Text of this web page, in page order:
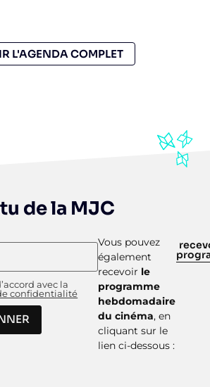
L'AGENDA COMPLET
de la MJC
avec la
confidentialité
Vous pouvez
également
recevoir le
programme
hebdomadaire
du cinéma, en
cliquant sur le
lien ci-dessous :